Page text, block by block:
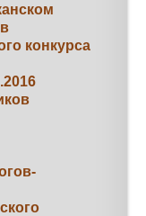
конкурса